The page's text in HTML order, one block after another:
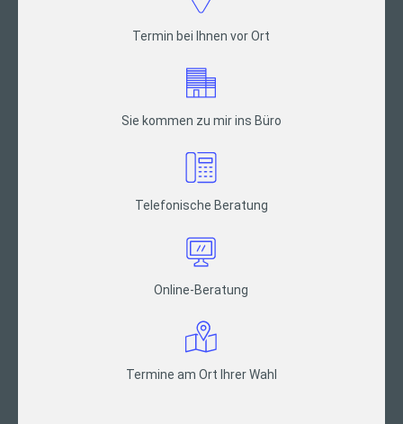
Termin bei Ihnen vor Ort
Sie kommen zu mir ins Büro
Telefonische Beratung
Online-Beratung
Termine am Ort Ihrer Wahl